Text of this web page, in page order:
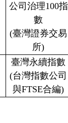
公司治理100指
數
(臺灣證券交易
所)
臺灣永續指數
(台灣指數公司
與FTSE合編)